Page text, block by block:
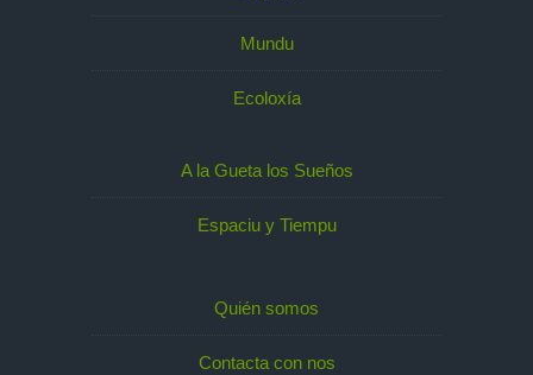
Mundu
Ecoloxía
A la Gueta los Sueños
Espaciu y Tiempu
Quién somos
Contacta con nos